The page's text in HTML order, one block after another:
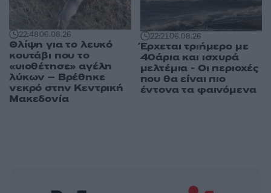
22:4806.08.26
Θλίψη για το λευκό
κουτάβι που το
«υιοθέτησε» αγέλη
λύκων – Βρέθηκε
νεκρό στην Κεντρική
Μακεδονία
22:2106.08.26
Έρχεται τριήμερο με
40άρια και ισχυρά
μελτέμια - Οι περιοχές
που θα είναι πιο
έντονα τα φαινόμενα